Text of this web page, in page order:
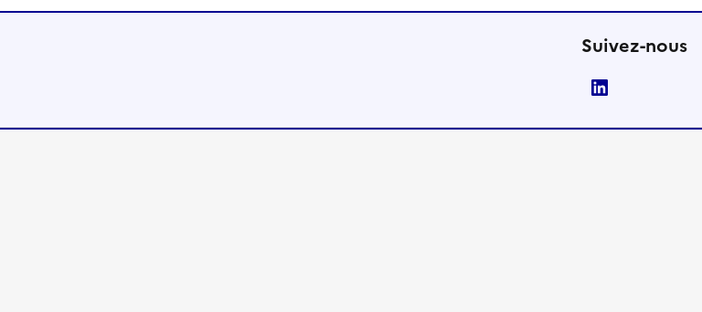
Suivez-nous